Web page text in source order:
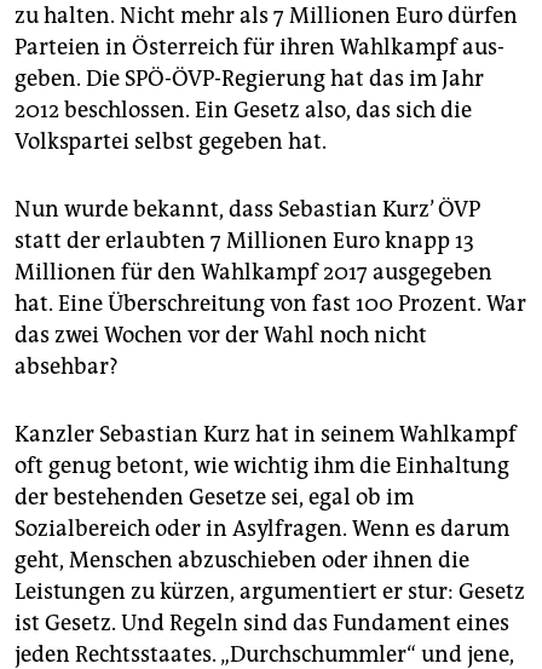
zu halten. Nicht mehr als 7 Millionen Euro dürfen
Parteien in Österreich für ihren Wahlkampf aus­
geben. Die SPÖ-ÖVP-Regierung hat das im Jahr
2012 beschlossen. Ein Gesetz also, das sich die
Volkspartei selbst gegeben hat.
Nun wurde bekannt, dass Sebastian Kurz’ ÖVP
statt der erlaubten 7 Millionen Euro knapp 13
Millionen für den Wahlkampf 2017 ausgegeben
hat. Eine Überschreitung von fast 100 Prozent. War
das zwei Wochen vor der Wahl noch nicht
absehbar?
Kanzler Sebastian Kurz hat in seinem Wahlkampf
oft genug betont, wie wichtig ihm die Einhaltung
der bestehenden Gesetze sei, egal ob im
Sozialbereich oder in Asylfragen. Wenn es darum
geht, Menschen abzuschieben oder ihnen die
Leistungen zu kürzen, argumentiert er stur: Gesetz
ist Gesetz. Und Regeln sind das Fundament eines
jeden Rechtsstaates. „Durchschummler“ und jene,